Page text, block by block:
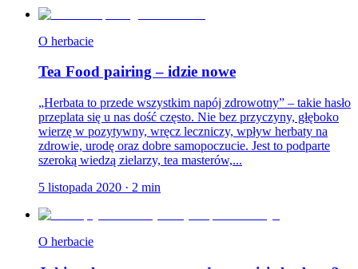
O herbacie
Tea Food pairing – idzie nowe
„Herbata to przede wszystkim napój zdrowotny” – takie hasło
przeplata się u nas dość często. Nie bez przyczyny, głęboko
wierzę w pozytywny, wręcz leczniczy, wpływ herbaty na
zdrowie, urodę oraz dobre samopoczucie. Jest to podparte
szeroką wiedzą zielarzy, tea masterów,...
5 listopada 2020 · 2 min
O herbacie